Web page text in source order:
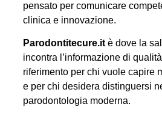
pensato per comunicare
clinica e innovazione.
Parodontitecure.it è dove la
incontra l’informazione di
riferimento per chi vuole capire
e per chi desidera distinguersi
parodontologia moderna.